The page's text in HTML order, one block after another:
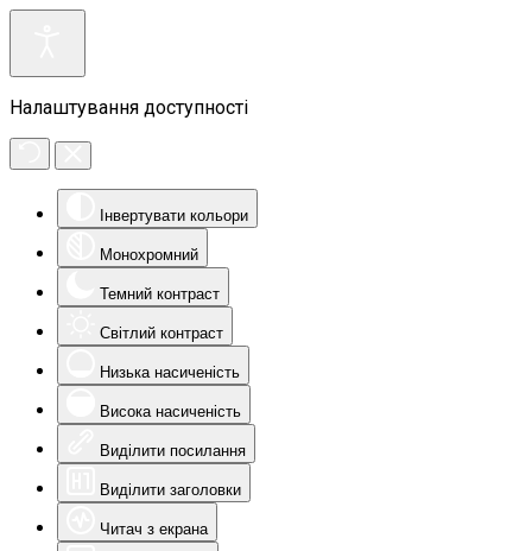
Налаштування доступності
Інвертувати кольори
Монохромний
Темний контраст
Світлий контраст
Низька насиченість
Висока насиченість
Виділити посилання
Виділити заголовки
Читач з екрана